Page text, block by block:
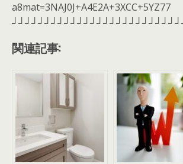
a8mat=3NAJ0J+A4E2A+3XCC+5YZ77
関連記事: